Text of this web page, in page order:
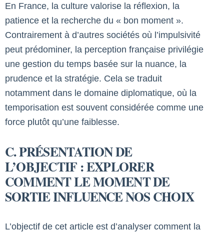
En France, la culture valorise la réflexion, la
patience et la recherche du « bon moment ».
Contrairement à d’autres sociétés où l’impulsivité
peut prédominer, la perception française privilégie
une gestion du temps basée sur la nuance, la
prudence et la stratégie. Cela se traduit
notamment dans le domaine diplomatique, où la
temporisation est souvent considérée comme une
force plutôt qu’une faiblesse.
C. PRÉSENTATION DE
L’OBJECTIF : EXPLORER
COMMENT LE MOMENT DE
SORTIE INFLUENCE NOS CHOIX
L’objectif de cet article est d’analyser comment la